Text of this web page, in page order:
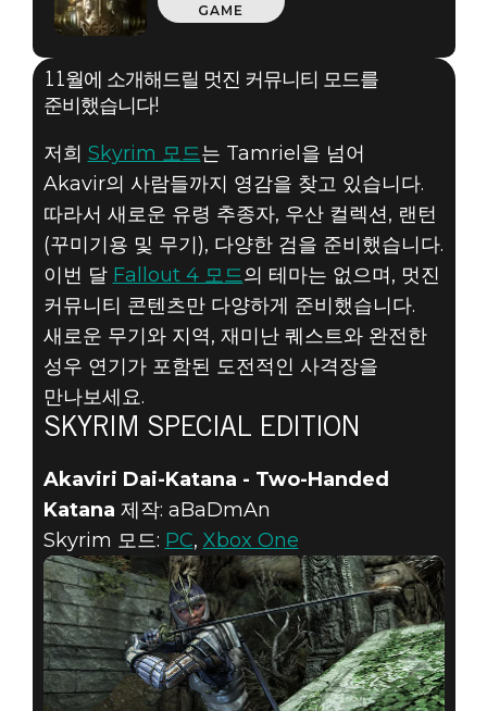
2019년 11월 04일
FALLOUT 4 &
SKYRIM
SPECIAL
EDITION –
11월의 추천
모드
GAME
11월에 소개해드릴 멋진 커뮤니티 모드를
준비했습니다!
저희 Skyrim 모드는 Tamriel을 넘어
Akavir의 사람들까지 영감을 찾고 있습니다.
따라서 새로운 유령 추종자, 우산 컬렉션, 랜턴
(꾸미기용 및 무기), 다양한 검을 준비했습니다.
이번 달 Fallout 4 모드의 테마는 없으며, 멋진
커뮤니티 콘텐츠만 다양하게 준비했습니다.
새로운 무기와 지역, 재미난 퀘스트와 완전한
성우 연기가 포함된 도전적인 사격장을
만나보세요.
SKYRIM SPECIAL EDITION
Akaviri Dai-Katana - Two-Handed
Katana 제작: aBaDmAn
Skyrim 모드: PC, Xbox One